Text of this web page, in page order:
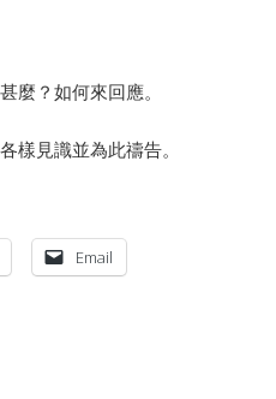
麼？如何來回應。
樣見識並為此禱告。
Email